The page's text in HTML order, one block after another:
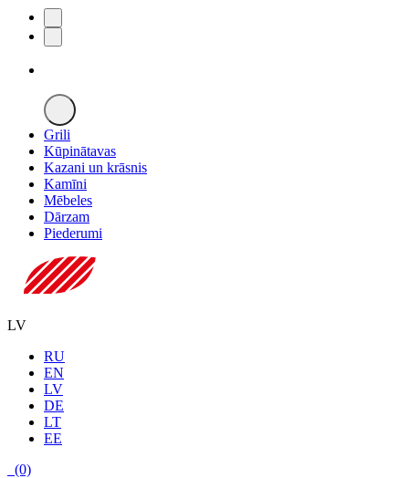
Grili
Kūpinātavas
Kazani un krāsnis
Kamīni
Mēbeles
Dārzam
Piederumi
LV
RU
EN
LV
DE
LT
EE
(0)